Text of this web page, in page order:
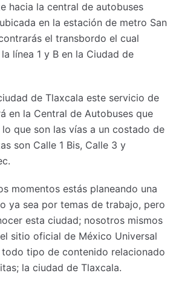
hacia la central de autobuses
en la estación de metro San
el transbordo el cual
línea 1 y B en la Ciudad de
de Tlaxcala este servicio de
en la Central de Autobuses que
que son las vías a un costado de
son Calle 1 Bis, Calle 3 y
momentos estás planeando una
ya sea por temas de trabajo, pero
esta ciudad; nosotros mismos
sitio oficial de México Universal
tipo de contenido relacionado
la ciudad de Tlaxcala.